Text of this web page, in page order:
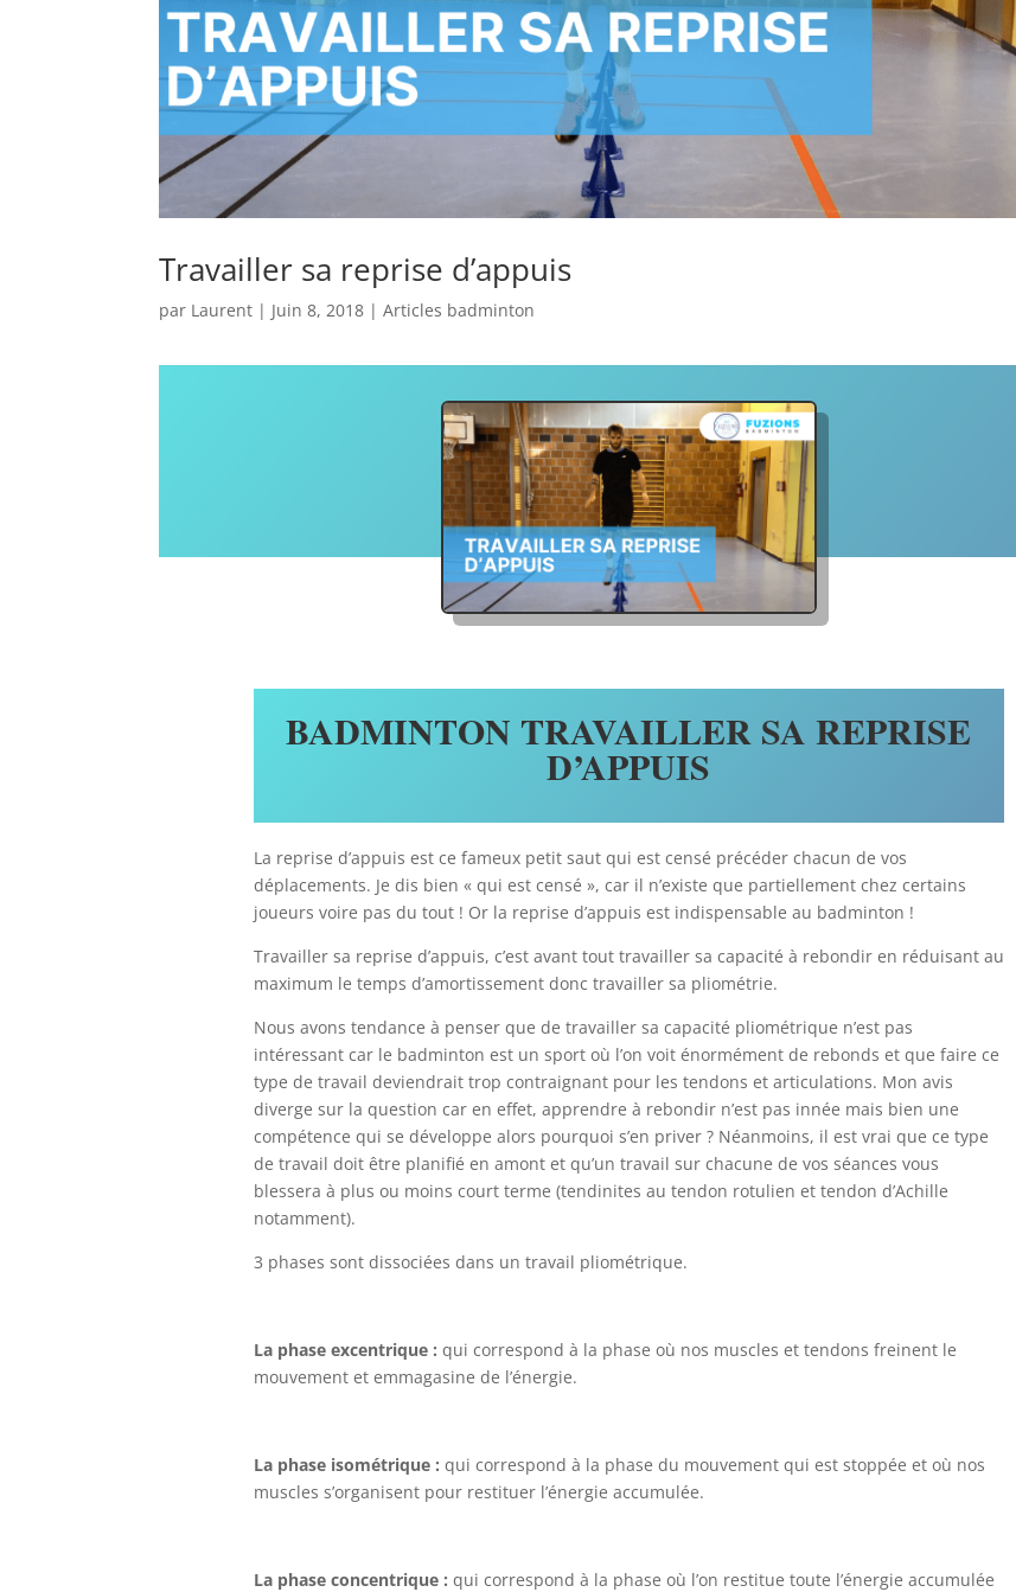
Travailler sa reprise d’appuis
par Laurent | Juin 8, 2018 |Articles badminton
BADMINTON TRAVAILLER SA REPRISE
D’APPUIS
La reprise d’appuis est ce fameux petit saut qui est censé précéder chacun de vos
déplacements. Je dis bien « qui est censé », car il n’existe que partiellement chez certains
joueurs voire pas du tout ! Or la reprise d’appuis est indispensable au badminton !
Travailler sa reprise d’appuis, c’est avant tout travailler sa capacité à rebondir en réduisant au
maximum le temps d’amortissement donc travailler sa pliométrie.
Nous avons tendance à penser que de travailler sa capacité pliométrique n’est pas
intéressant car le badminton est un sport où l’on voit énormément de rebonds et que faire ce
type de travail deviendrait trop contraignant pour les tendons et articulations. Mon avis
diverge sur la question car en effet, apprendre à rebondir n’est pas innée mais bien une
compétence qui se développe alors pourquoi s’en priver ? Néanmoins, il est vrai que ce type
de travail doit être planifié en amont et qu’un travail sur chacune de vos séances vous
blessera à plus ou moins court terme (tendinites au tendon rotulien et tendon d’Achille
notamment).
3 phases sont dissociées dans un travail pliométrique.
La phase excentrique : qui correspond à la phase où nos muscles et tendons freinent le
mouvement et emmagasine de l’énergie.
La phase isométrique : qui correspond à la phase du mouvement qui est stoppée et où nos
muscles s’organisent pour restituer l’énergie accumulée.
La phase concentrique : qui correspond à la phase où l’on restitue toute l’énergie accumulée